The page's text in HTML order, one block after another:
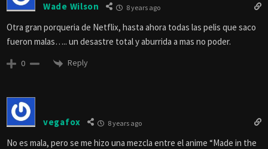
Wade Wilson 8 years ago
Otra gran porqueria de Netflix, hasta ahora todas las pelis que saco
fueron malas….. un desastre total y aburrida a mas no poder.
0 Reply
vegafox 8 years ago
No es mala, pero se me hizo una mezcla entre el anime “Made in the